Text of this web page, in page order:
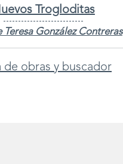
Trogloditas
Teresa González Contreras
de obras y buscador